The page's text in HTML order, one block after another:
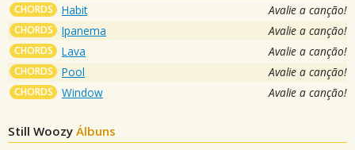
CHORDS Habit Avalie a canção!
CHORDS Ipanema Avalie a canção!
CHORDS Lava Avalie a canção!
CHORDS Pool Avalie a canção!
CHORDS Window Avalie a canção!
Still Woozy Álbuns